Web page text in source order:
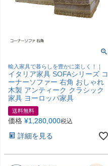
輸入家具で暮らしを豊かに楽しく！｜
イタリア家具 SOFAシリーズ コ
ーナーソファー 右角 おしゃれ
木製 アンティーク クラシック
家具 ヨーロッパ家具
送料無料
価格 ¥1,280,000税込
詳細を見る